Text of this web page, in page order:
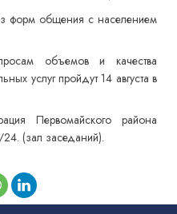
форм общения с населением
объемов и качества
услуг пройдут 14 августа в
Первомайского района
(зал заседаний).